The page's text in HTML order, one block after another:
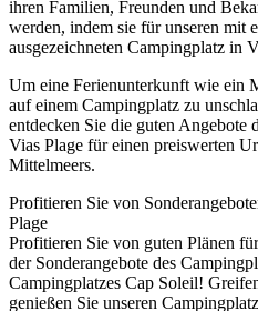
ihren Familien, Freunden und
werden, indem sie für unseren mit
ausgezeichneten Campingplatz in
Um eine Ferienunterkunft wie ein
auf einem Campingplatz zu
entdecken Sie die guten Angebote
Vias Plage für einen preiswerten
Mittelmeers.
Profitieren Sie von
Plage
Profitieren Sie von guten Plänen
der Sonderangebote des
Campingplatzes Cap Soleil!
genießen Sie unseren